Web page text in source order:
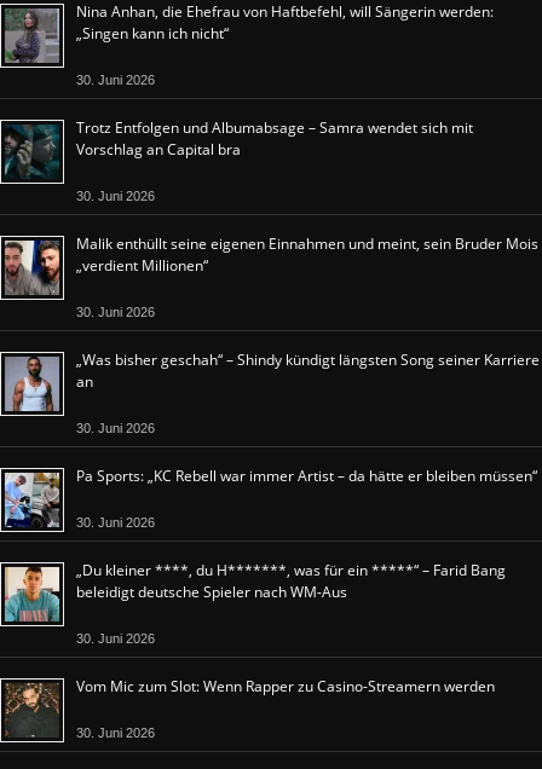
Nina Anhan, die Ehefrau von Haftbefehl, will Sängerin werden:
„Singen kann ich nicht“
30. Juni 2026
Trotz Entfolgen und Albumabsage – Samra wendet sich mit
Vorschlag an Capital bra
30. Juni 2026
Malik enthüllt seine eigenen Einnahmen und meint, sein Bruder Mois
„verdient Millionen“
30. Juni 2026
„Was bisher geschah“ – Shindy kündigt längsten Song seiner Karriere
an
30. Juni 2026
Pa Sports: „KC Rebell war immer Artist – da hätte er bleiben müssen“
30. Juni 2026
„Du kleiner ****, du H*******, was für ein *****“ – Farid Bang
beleidigt deutsche Spieler nach WM-Aus
30. Juni 2026
Vom Mic zum Slot: Wenn Rapper zu Casino-Streamern werden
30. Juni 2026